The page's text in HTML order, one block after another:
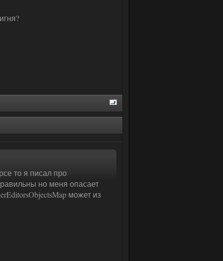
то я писал про
но меня опасает
может из